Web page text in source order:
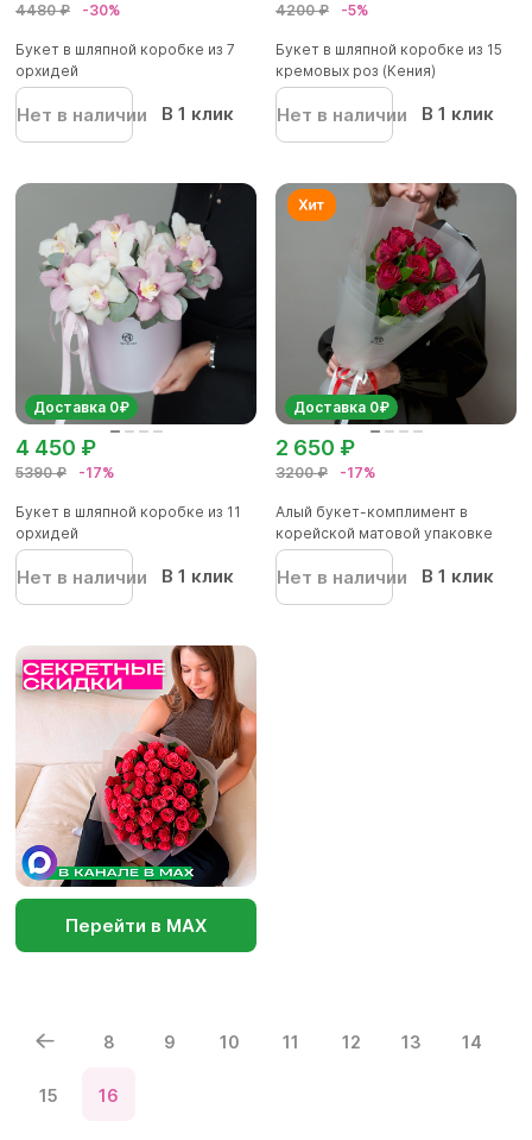
4480 ₽ -30%
Букет в шляпной коробке из 7
орхидей
Нет в наличии В 1 клик
4200 ₽ -5%
Букет в шляпной коробке из 15
кремовых роз (Кения)
Нет в наличии В 1 клик
Доставка 0₽
5390 ₽ -17%
4 450 ₽
Букет в шляпной коробке из 11
орхидей
Нет в наличии В 1 клик
Доставка 0₽
3200 ₽ -17%
2 650 ₽
Алый букет-комплимент в
корейской матовой упаковке
Нет в наличии В 1 клик
Перейти в МАХ
8 9 10 11 12 13 14
15 16